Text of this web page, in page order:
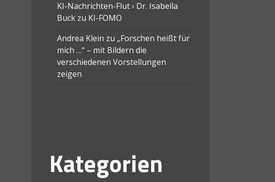
KI-Nachrichten-Flut › Dr. Isabella
Buck zu KI-FOMO
Andrea Klein zu „Forschen heißt für
mich …“ – mit Bildern die
verschiedenen Vorstellungen
zeigen
Kategorien